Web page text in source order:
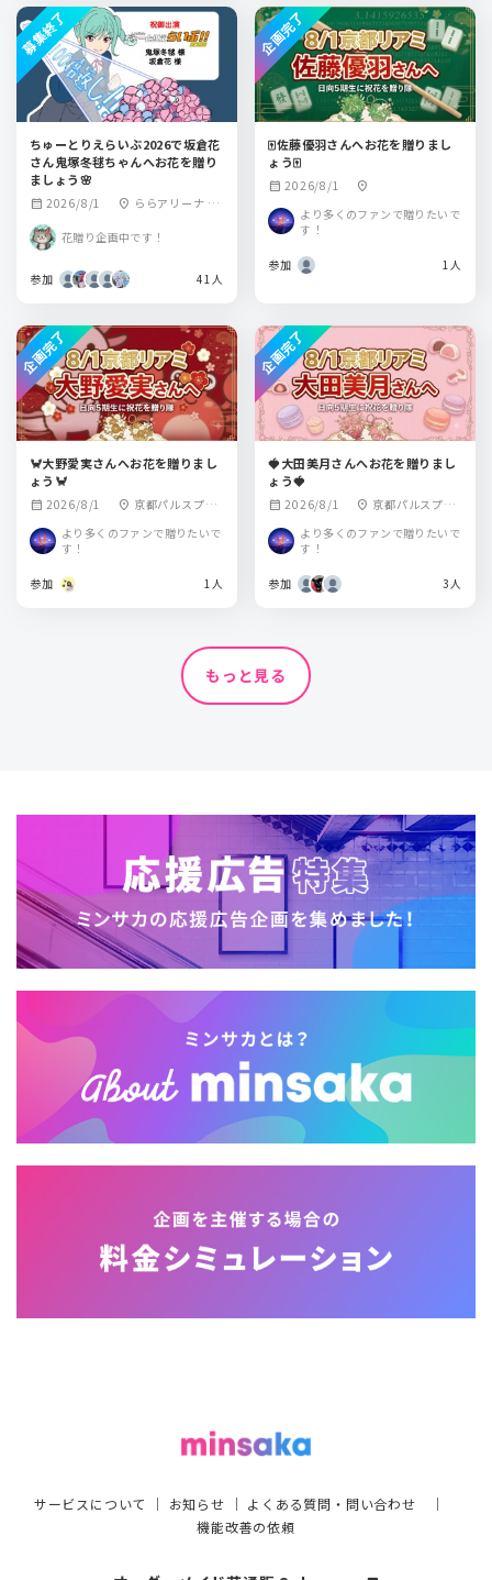
ちゅーとりえらいぶ2026で坂倉花
さん鬼塚冬毬ちゃんへお花を贈り
ましょう🌸
calendar_month 2026/8/1 location_on ららアリーナ 東
花贈り企画中です！
参加 41人
募集終了
🀄️佐藤優羽さんへお花を贈りまし
ょう🀄️
calendar_month 2026/8/1 location_on
より多くのファンで贈りたいで
す！
参加 1人
企画完了
🦀大野愛実さんへお花を贈りまし
ょう🦀
calendar_month 2026/8/1 location_on 京都パルスプラ
より多くのファンで贈りたいで
す！
参加 1人
企画完了
🍓大田美月さんへお花を贈りまし
ょう🍓
calendar_month 2026/8/1 location_on 京都パルスプラ
より多くのファンで贈りたいで
す！
参加 3人
企画完了
もっと見る
サービスについて ｜ お知らせ ｜ よくある質問・問い合わせ ｜
機能改善の依頼